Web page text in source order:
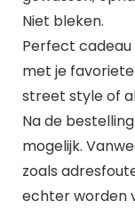
Niet bleken.
Perfect cadeau
met je
street style of
Na de
mogelijk.
zoals
echter worden